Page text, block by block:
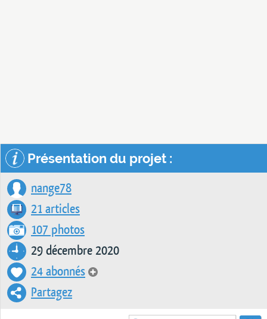
Présentation du projet :
nange78
21 articles
107 photos
29 décembre 2020
24 abonnés
Partagez